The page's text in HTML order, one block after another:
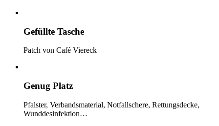
Gefüllte Tasche
Patch von Café Viereck
Genug Platz
Pfalster, Verbandsmaterial, Notfallschere, Rettungsdecke,
Wunddesinfektion…